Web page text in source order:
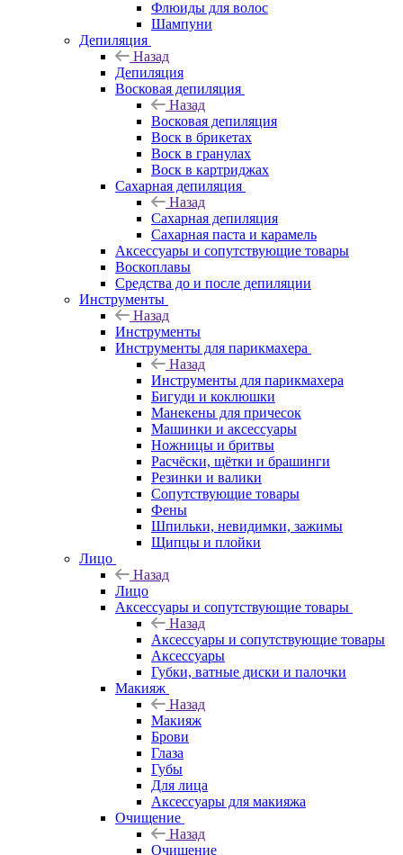
Флюиды для волос
Шампуни
Депиляция
Назад
Депиляция
Восковая депиляция
Назад
Восковая депиляция
Воск в брикетах
Воск в гранулах
Воск в картриджах
Сахарная депиляция
Назад
Сахарная депиляция
Сахарная паста и карамель
Аксессуары и сопутствующие товары
Воскоплавы
Средства до и после депиляции
Инструменты
Назад
Инструменты
Инструменты для парикмахера
Назад
Инструменты для парикмахера
Бигуди и коклюшки
Манекены для причесок
Машинки и аксессуары
Ножницы и бритвы
Расчёски, щётки и брашинги
Резинки и валики
Сопутствующие товары
Фены
Шпильки, невидимки, зажимы
Щипцы и плойки
Лицо
Назад
Лицо
Аксессуары и сопутствующие товары
Назад
Аксессуары и сопутствующие товары
Аксессуары
Губки, ватные диски и палочки
Макияж
Назад
Макияж
Брови
Глаза
Губы
Для лица
Аксессуары для макияжа
Очищение
Назад
Очищение